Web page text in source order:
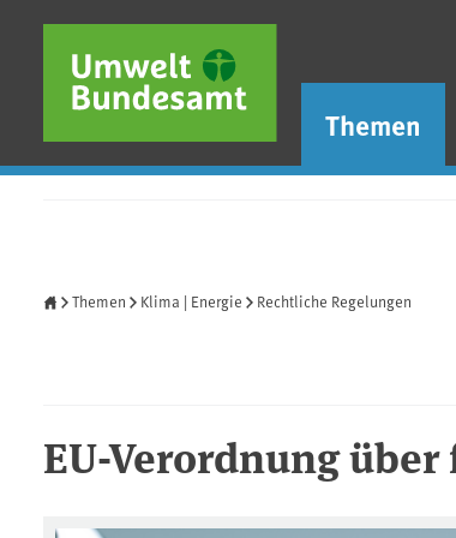
Direkt zum Inhalt
Direkt zum Hauptmenü
Direkt zur Fußzeile
Themen
Themen Klima | Energie Rechtliche Regelungen
EU-Verordnung